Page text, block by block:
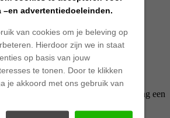
Vraag een offerte aan en ontvang een
–en advertentiedoeleinden.
van cookies om je beleving op
Hierdoor zijn we in staat
op basis van jouw
te tonen. Door te klikken
je akkoord met ons gebruik van